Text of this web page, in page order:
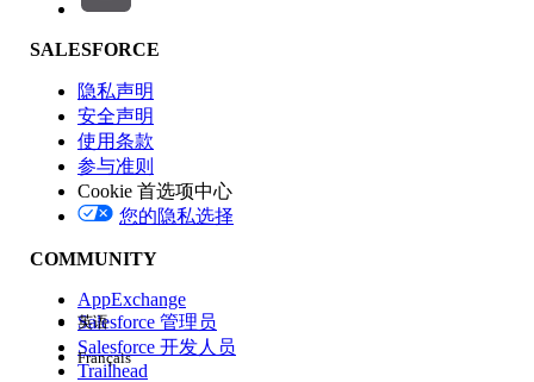
功能影响
版本
体验
SALESFORCE
隐私声明
安全声明
使用条款
参与准则
Cookie 首选项中心
您的隐私选择
COMMUNITY
AppExchange
Salesforce 管理员
Salesforce 开发人员
Trailhead
英语
Français